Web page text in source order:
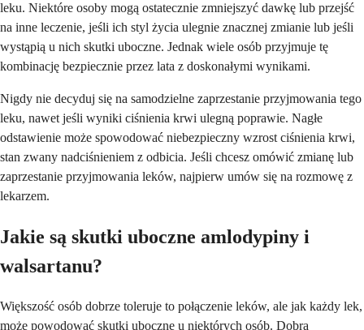
leku. Niektóre osoby mogą ostatecznie zmniejszyć dawkę lub przejść
na inne leczenie, jeśli ich styl życia ulegnie znacznej zmianie lub jeśli
wystąpią u nich skutki uboczne. Jednak wiele osób przyjmuje tę
kombinację bezpiecznie przez lata z doskonałymi wynikami.
Nigdy nie decyduj się na samodzielne zaprzestanie przyjmowania tego
leku, nawet jeśli wyniki ciśnienia krwi ulegną poprawie. Nagłe
odstawienie może spowodować niebezpieczny wzrost ciśnienia krwi,
stan zwany nadciśnieniem z odbicia. Jeśli chcesz omówić zmianę lub
zaprzestanie przyjmowania leków, najpierw umów się na rozmowę z
lekarzem.
Jakie są skutki uboczne amlodypiny i
walsartanu?
Większość osób dobrze toleruje to połączenie leków, ale jak każdy lek,
może powodować skutki uboczne u niektórych osób. Dobrą